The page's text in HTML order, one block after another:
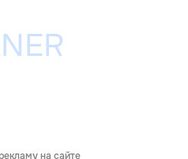
на сайте